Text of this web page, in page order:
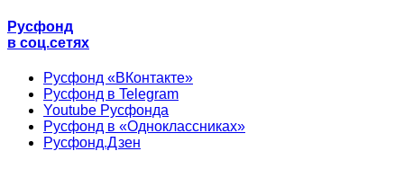
Русфонд
в соц.сетях
Русфонд «ВКонтакте»
Русфонд в Telegram
Youtube Русфонда
Русфонд в «Одноклассниках»
Русфонд.Дзен